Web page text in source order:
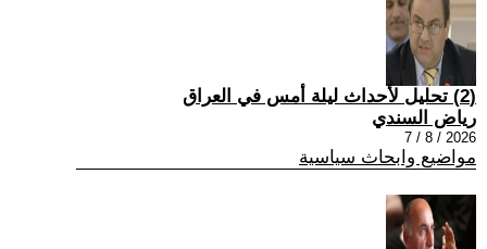
(2) تحليل لأحداث ليلة أمس في العراق
رياض السندي
2026 / 8 / 7
مواضيع وابحاث سياسية